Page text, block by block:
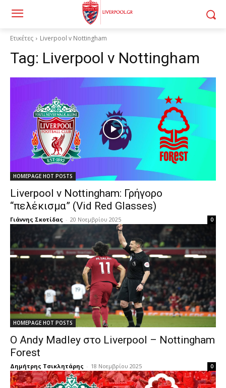
Ετικέτες Liverpool v Nottingham
Tag: Liverpool v Nottingham
HOMEPAGE HOT POSTS
Liverpool v Nottingham: Γρήγορο
“πελέκισμα” (Vid Red Glasses)
Γιάννης Σκοτίδας - 20 Νοεμβρίου 2025 0
HOMEPAGE HOT POSTS
Ο Andy Madley στο Liverpool – Nottingham
Forest
Δημήτρης Τσικλητάρης - 18 Νοεμβρίου 2025 0